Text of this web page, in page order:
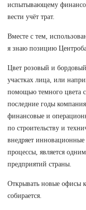
испытывающему
вести учёт трат.
Вместе с тем,
я знаю позицию
Цвет розовый и
участках лица, или
помощью темного цвета
последние годы
финансовые и
по строительству и
внедряет
процессы, является
предприятий страны.
Открывать новые офисы
собирается.